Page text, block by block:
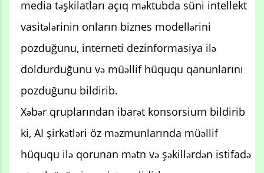
media təşkilatları açıq məktubda süni intellekt
vasitələrinin onların biznes modellərini
pozduğunu, interneti dezinformasiya ilə
doldurduğunu və müəllif hüququ qanunlarını
pozduğunu bildirib.
Xəbər qruplarından ibarət konsorsium bildirib
ki, AI şirkətləri öz məzmunlarında müəllif
hüququ ilə qorunan mətn və şəkillərdən istifadə